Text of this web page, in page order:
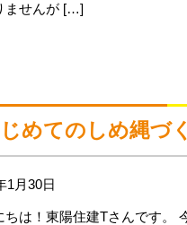
ませんが […]
めてのしめ縄づ
1月30日
ちは！東陽住建Tさんです。